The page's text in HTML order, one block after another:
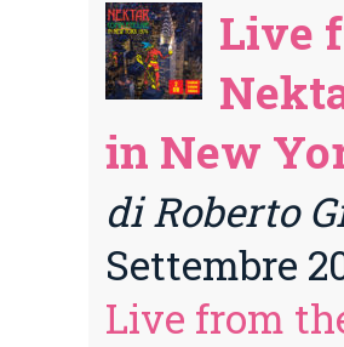
Live
in New
di Roberto
Settembre
Live from